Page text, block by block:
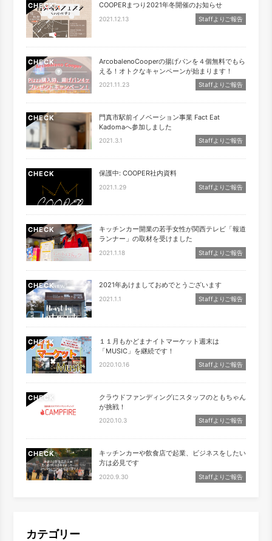
CHECK COOPERまつり2021年冬開催のお知らせ
2021.12.13 Staffよりご報告
CHECK
ArcobalenoCooperの揚げパンを４個無料でもら
える！オトクなキャンペーンが始まります！
2021.11.23 Staffよりご報告
CHECK
門真市駅前イノベーション事業 Fact Eat
Kadomaへ参加しました
2021.3.1 Staffよりご報告
CHECK 保護中: COOPER社内資料
2021.1.29 Staffよりご報告
CHECK
キッチンカー開業の若手女性が関西テレビ「報道
ランナー」の取材を受けました
2021.1.18 Staffよりご報告
CHECK 2021年あけましておめでとうございます
2021.1.1 Staffよりご報告
CHECK
１１月もかどまナイトマーケット週末は
「MUSIC」を継続です！
2020.10.16 Staffよりご報告
CHECK
クラウドファンディングにスタッフのともちゃん
が挑戦！
2020.10.3 Staffよりご報告
CHECK
キッチンカーや飲食店で起業、ビジネスをしたい
方は必見です
2020.9.30 Staffよりご報告
カテゴリー